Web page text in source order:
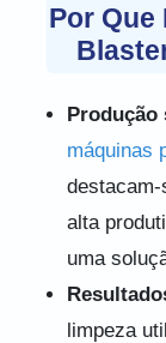
Por Que
Produção
máquinas
alta
uma
limpeza